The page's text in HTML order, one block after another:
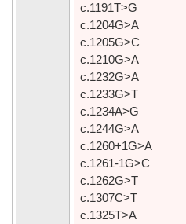
c.1191T>G
c.1204G>A
c.1205G>C
c.1210G>A
c.1232G>A
c.1233G>T
c.1234A>G
c.1244G>A
c.1260+1G>A
c.1261-1G>C
c.1262G>T
c.1307C>T
c.1325T>A